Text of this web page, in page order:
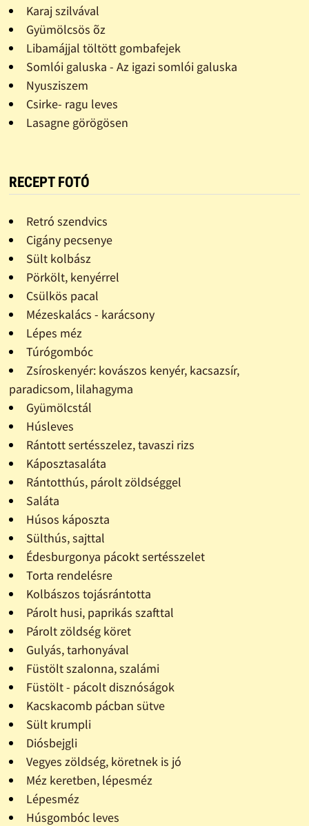
Karaj szilvával
Gyümölcsös õz
Libamájjal töltött gombafejek
Somlói galuska - Az igazi somlói galuska
Nyusziszem
Csirke- ragu leves
Lasagne görögösen
RECEPT FOTÓ
Retró szendvics
Cigány pecsenye
Sült kolbász
Pörkölt, kenyérrel
Csülkös pacal
Mézeskalács - karácsony
Lépes méz
Túrógombóc
Zsíroskenyér: kovászos kenyér, kacsazsír,
paradicsom, lilahagyma
Gyümölcstál
Húsleves
Rántott sertésszelez, tavaszi rizs
Káposztasaláta
Rántotthús, párolt zöldséggel
Saláta
Húsos káposzta
Sülthús, sajttal
Édesburgonya pácokt sertésszelet
Torta rendelésre
Kolbászos tojásrántotta
Párolt husi, paprikás szafttal
Párolt zöldség köret
Gulyás, tarhonyával
Füstölt szalonna, szalámi
Füstölt - pácolt disznóságok
Kacskacomb pácban sütve
Sült krumpli
Diósbejgli
Vegyes zöldség, köretnek is jó
Méz keretben, lépesméz
Lépesméz
Húsgombóc leves